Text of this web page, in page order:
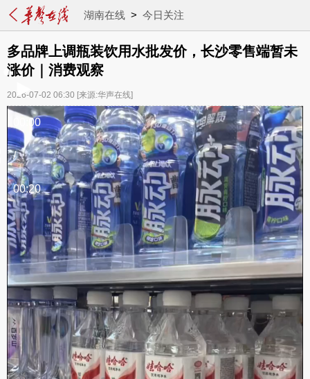
湖南在线> 今日关注
多品牌上调瓶装饮用水批发价，长沙零售端暂未
涨价｜消费观察
2026-07-02 06:30 [来源:华声在线]
00:00
/
00:20